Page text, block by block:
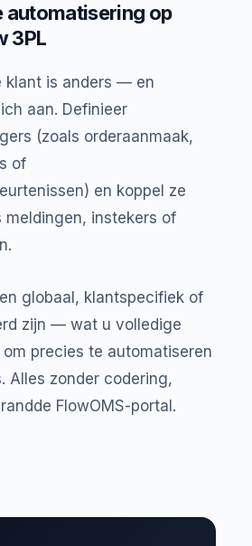
op
3PL
klant is anders — en
aan. Definieer
(zoals orderaanmaak,
of
en koppel ze
meldingen, instekers of
globaal, klantspecifiek of
zijn — wat u volledige
precies te automatiseren
Alles zonder codering,
FlowOMS-portal.